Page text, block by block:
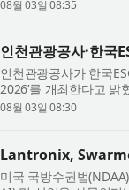
08월 03일 08:35
인천관광공사·한국
인천관광공사가 한국
2026’를 개최한다고
주관하는 국내 대표 탄
08월 03일 08:30
Lantronix,
미국 국방수권법